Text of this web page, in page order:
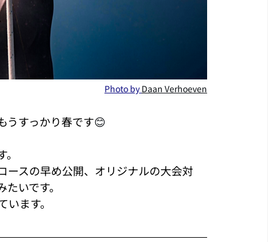
Photo by Daan Verhoeven
うすっかり春です😊
ースの早め公開、オリジナルの大会対
いです。
ます。